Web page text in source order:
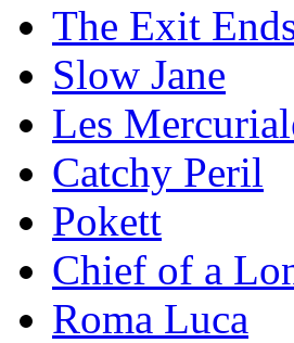
The Exit
Slow Jane
Les
Catchy Peril
Pokett
Chief of a
Roma Luca